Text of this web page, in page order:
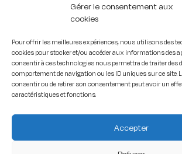
Gérer le consentement aux
cookies
Pour offrir les meilleures expériences, nous utilisons des
cookies pour stocker et/ou accéder aux informations des
consentir à ces technologies nous permettra de traiter des
comportement de navigation ou les ID uniques sur ce site.
consentir ou de retirer son consentement peut avoir un
caractéristiques et fonctions.
Accepter